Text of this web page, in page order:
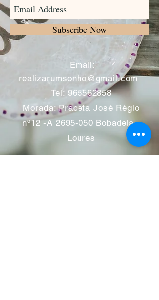
Subscribe Now
Email:
realizarumsonho@gmail.com
Tel: 965562858
Morada: Praceta José Régio
nº12 -A 2695-050 Bobadela -
Loures